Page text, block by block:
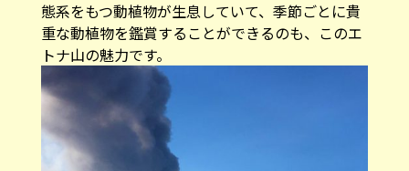
態系をもつ動植物が生息していて、季節ごとに貴
重な動植物を鑑賞することができるのも、このエ
トナ山の魅力です。